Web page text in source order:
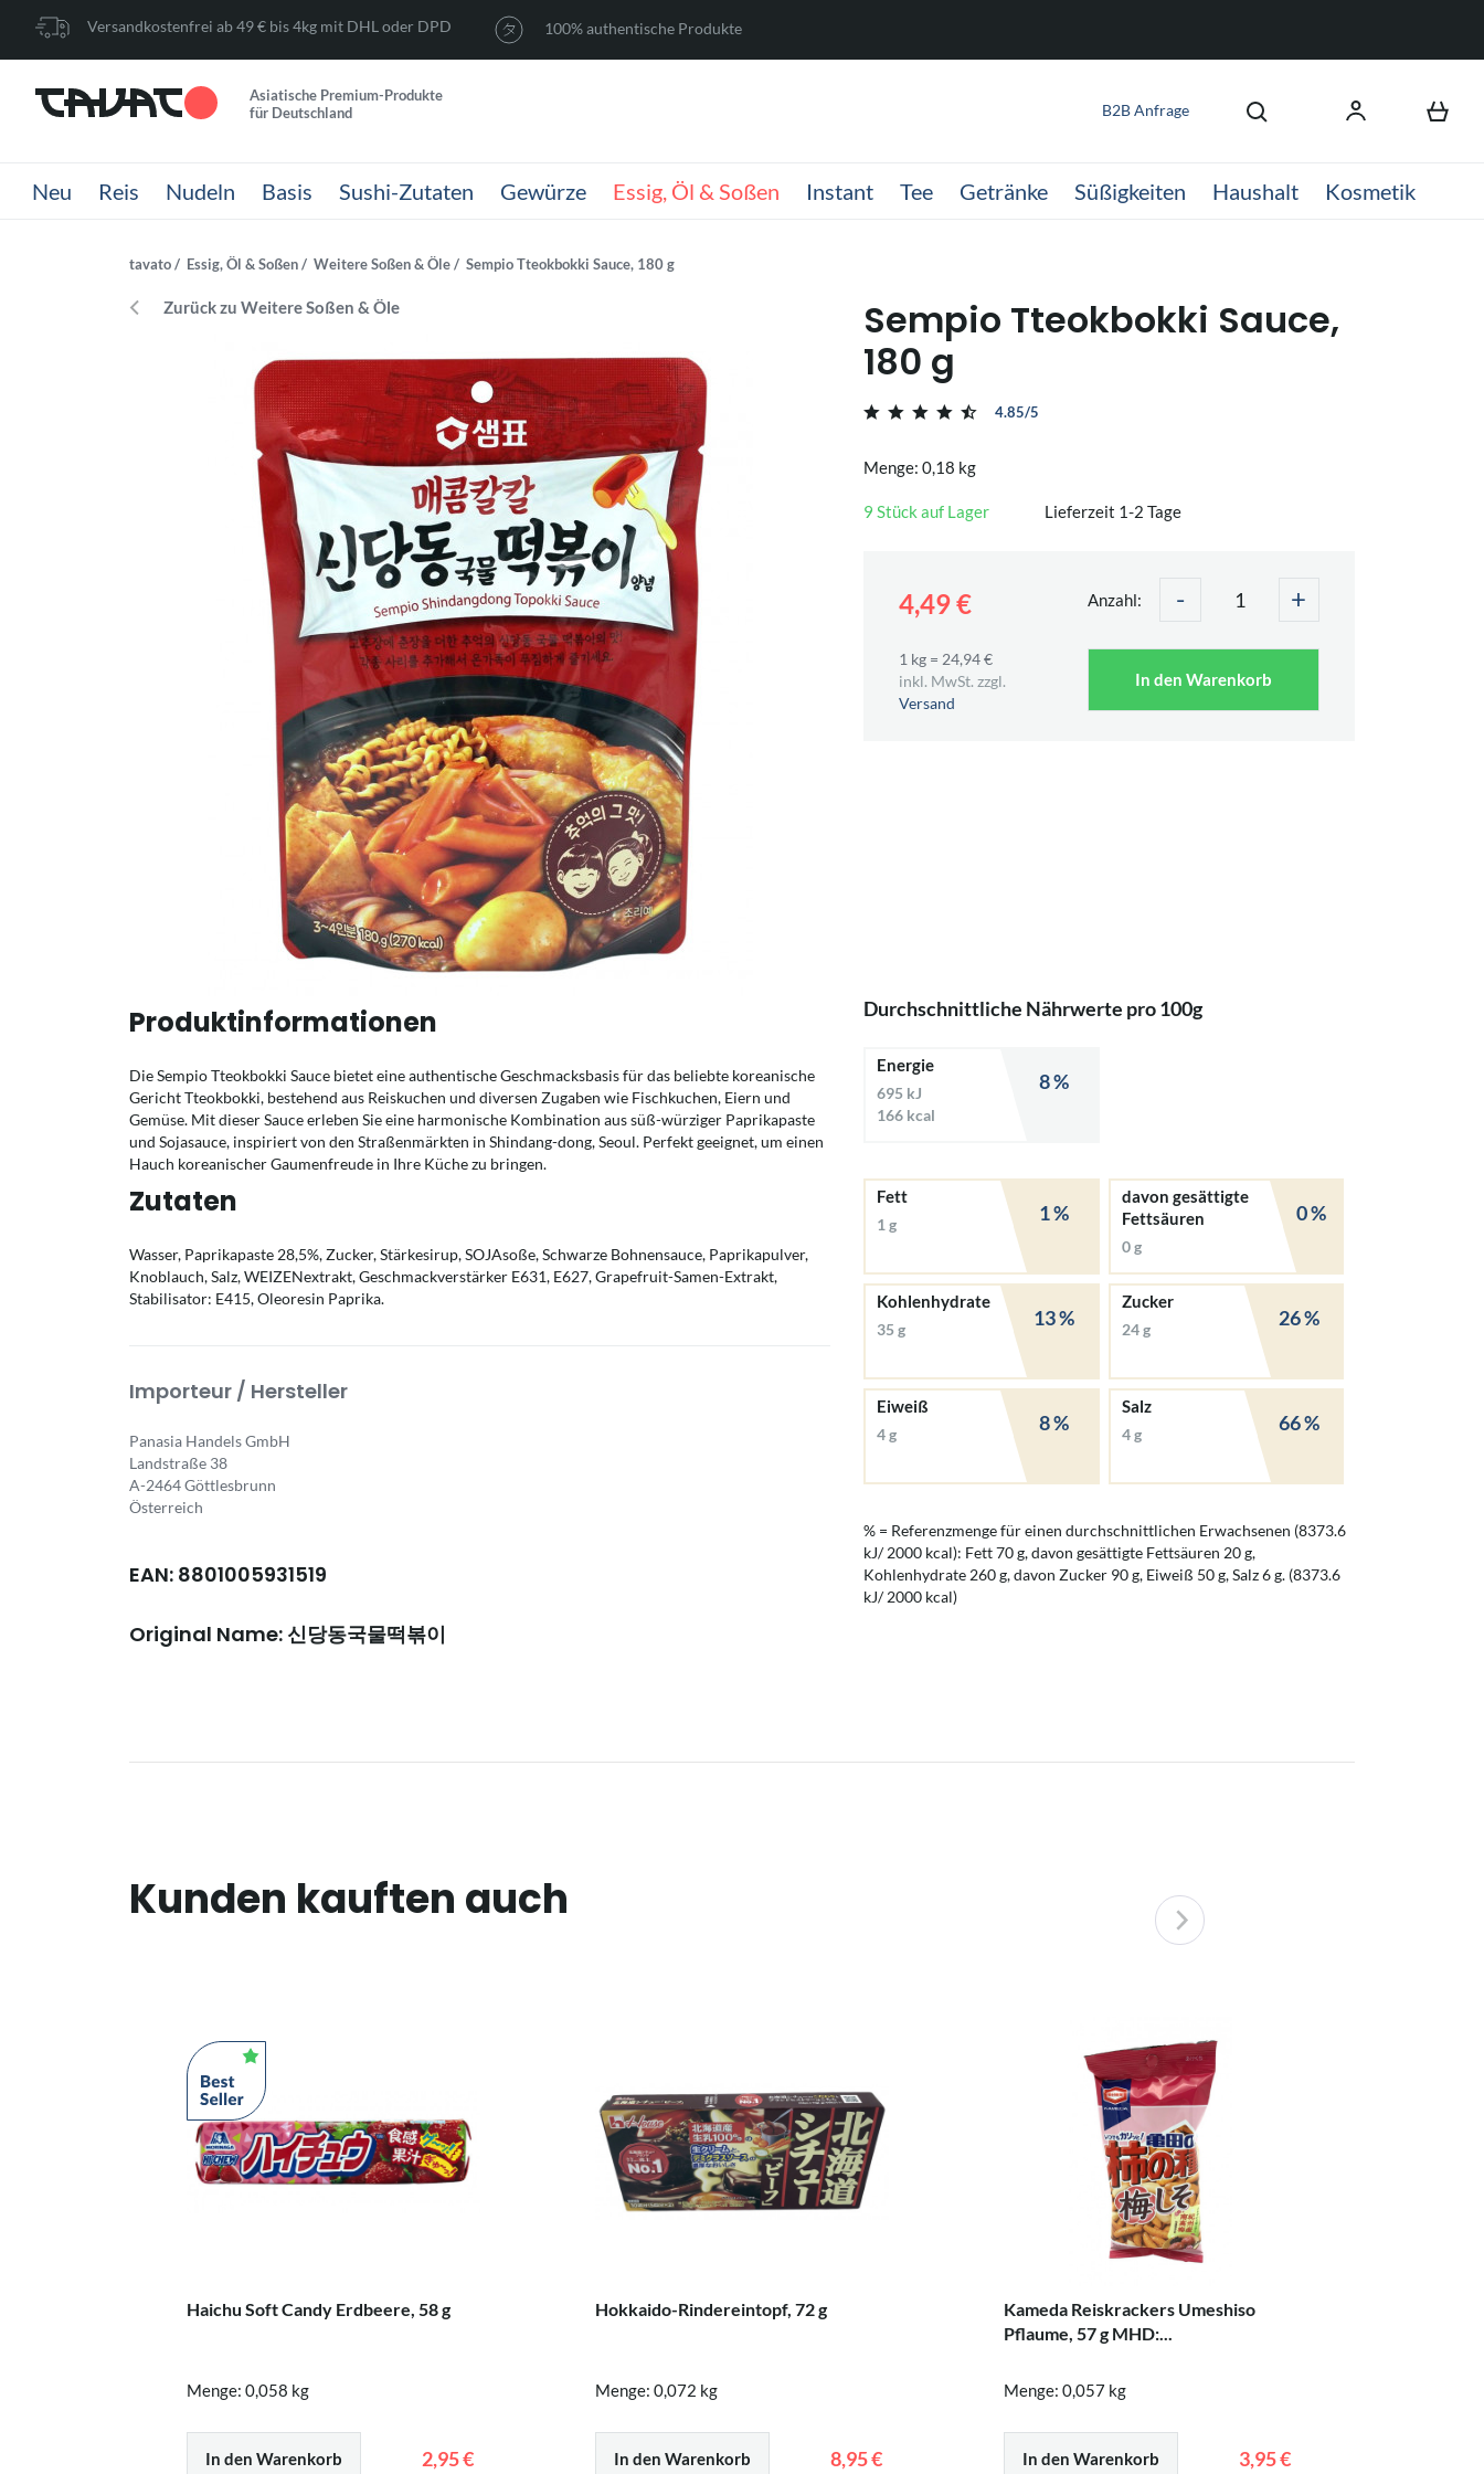
Versandkostenfrei ab 49 € bis 4kg mit DHL oder DPD 100% authentische Produkte
Asiatische Premium-Produkte
für Deutschland
B2B Anfrage
Neu Reis Nudeln Basis Sushi-Zutaten Gewürze Essig, Öl & Soßen Instant Tee Getränke Süßigkeiten Haushalt Kosmetik
tavato Essig, Öl & Soßen Weitere Soßen & Öle Sempio Tteokbokki Sauce, 180 g
Zurück zu Weitere Soßen & Öle
Sempio Tteokbokki Sauce,
180 g
4.85/5
Menge: 0,18 kg
9 Stück auf Lager Lieferzeit 1-2 Tage
4,49 € Anzahl: - +
1 kg = 24,94 €
inkl. MwSt. zzgl.
Versand
In den Warenkorb
Produktinformationen
Die Sempio Tteokbokki Sauce bietet eine authentische Geschmacksbasis für das beliebte koreanische
Gericht Tteokbokki, bestehend aus Reiskuchen und diversen Zugaben wie Fischkuchen, Eiern und
Gemüse. Mit dieser Sauce erleben Sie eine harmonische Kombination aus süß-würziger Paprikapaste
und Sojasauce, inspiriert von den Straßenmärkten in Shindang-dong, Seoul. Perfekt geeignet, um einen
Hauch koreanischer Gaumenfreude in Ihre Küche zu bringen.
Zutaten
Wasser, Paprikapaste 28,5%, Zucker, Stärkesirup, SOJAsoße, Schwarze Bohnensauce, Paprikapulver,
Knoblauch, Salz, WEIZENextrakt, Geschmackverstärker E631, E627, Grapefruit-Samen-Extrakt,
Stabilisator: E415, Oleoresin Paprika.
Importeur / Hersteller
Panasia Handels GmbH
Landstraße 38
A-2464 Göttlesbrunn
Österreich
EAN: 8801005931519
Original Name: 신당동국물떡볶이
Durchschnittliche Nährwerte pro 100g
Energie
695 kJ
166 kcal
8 %
Fett
1 g 1 %
davon gesättigte
Fettsäuren
0 g
0 %
Kohlenhydrate
35 g 13 %
Zucker
24 g 26 %
Eiweiß
4 g 8 %
Salz
4 g 66 %
% = Referenzmenge für einen durchschnittlichen Erwachsenen (8373.6
kJ/ 2000 kcal): Fett 70 g, davon gesättigte Fettsäuren 20 g,
Kohlenhydrate 260 g, davon Zucker 90 g, Eiweiß 50 g, Salz 6 g. (8373.6
kJ/ 2000 kcal)
Kunden kauften auch
Haichu Soft Candy Erdbeere, 58 g
Menge: 0,058 kg
In den Warenkorb 2,95 €
Hokkaido-Rindereintopf, 72 g
Menge: 0,072 kg
In den Warenkorb 8,95 €
Kameda Reiskrackers Umeshiso
Pflaume, 57 g MHD:...
Menge: 0,057 kg
In den Warenkorb 3,95 €